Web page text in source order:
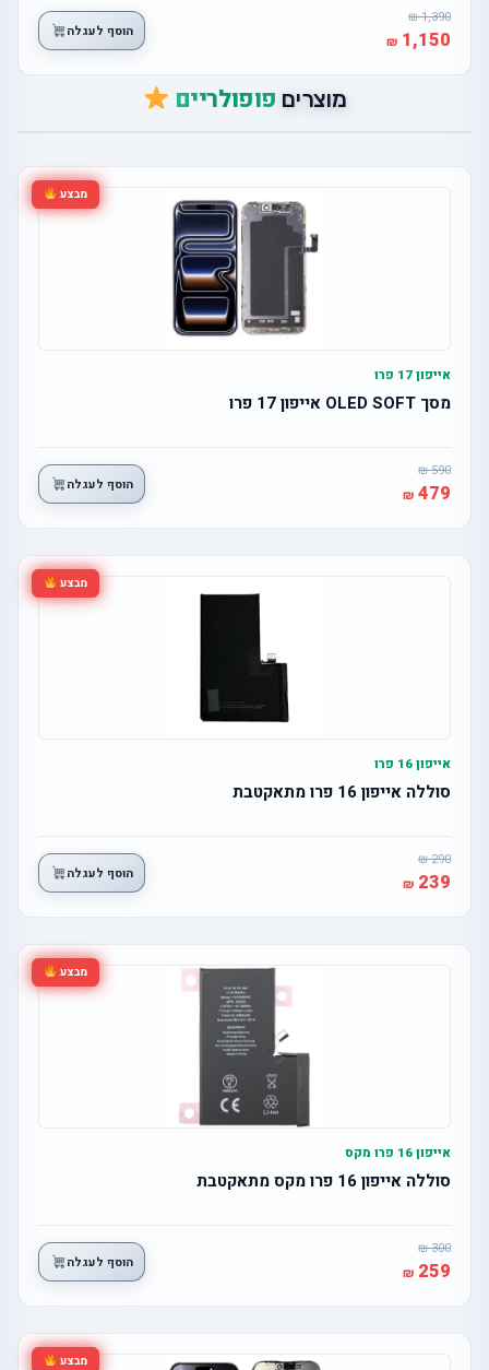
1,390
1,150 הוסף לעגלה
מוצרים פופולריים
מבצע
אייפון 17 פרו
מסך OLED SOFT אייפון 17 פרו
590
479 הוסף לעגלה
מבצע
אייפון 16 פרו
סוללה אייפון 16 פרו מתאקטבת
290
239 הוסף לעגלה
מבצע
אייפון 16 פרו מקס
סוללה אייפון 16 פרו מקס מתאקטבת
300
259 הוסף לעגלה
מבצע